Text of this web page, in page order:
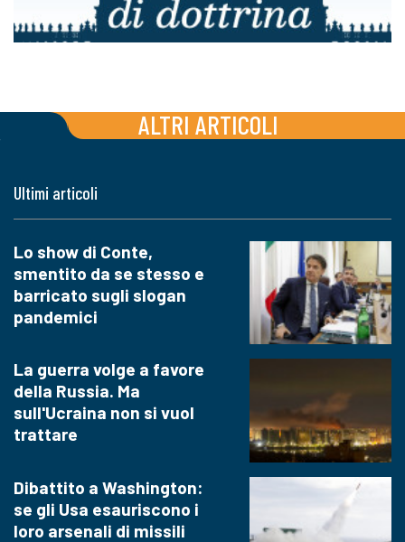
ALTRI ARTICOLI
Ultimi articoli
Lo show di Conte,
smentito da se stesso e
barricato sugli slogan
pandemici
La guerra volge a favore
della Russia. Ma
sull'Ucraina non si vuol
trattare
Dibattito a Washington:
se gli Usa esauriscono i
loro arsenali di missili